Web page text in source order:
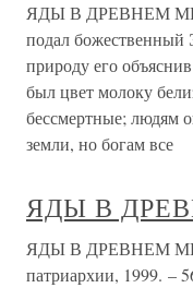
ЯДЫ В ДРЕВНЕМ
подал божественный
природу его
был цвет молоку
бессмертные; людям
земли, но богам все
ЯДЫ В
ЯДЫ В ДРЕВНЕМ
патриархии, 1999. –